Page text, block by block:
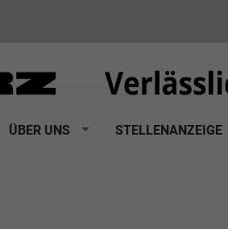
ÜBER UNS STELLENANZEIGE